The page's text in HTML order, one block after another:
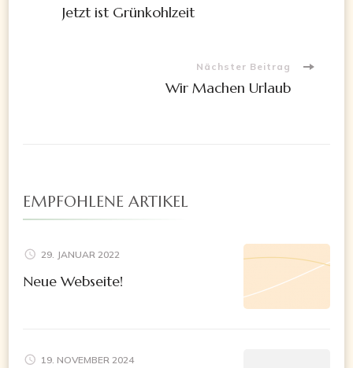
Jetzt ist Grünkohlzeit
Nächster Beitrag
Wir Machen Urlaub
EMPFOHLENE ARTIKEL
29. JANUAR 2022
Neue Webseite!
19. NOVEMBER 2024